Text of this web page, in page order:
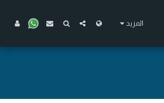
المزيد